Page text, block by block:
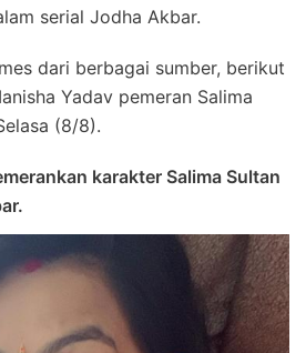
serial Jodha Akbar.
dari berbagai sumber, berikut
Yadav pemeran Salima
(8/8).
karakter Salima Sultan